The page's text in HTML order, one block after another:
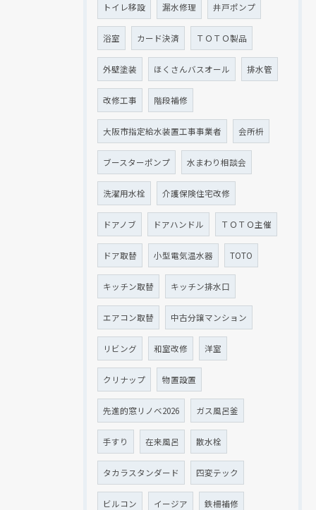
トイレ移設 漏水修理 井戸ポンプ
浴室 カード決済 ＴＯＴＯ製品
外壁塗装 ほくさんバスオール 排水管
改修工事 階段補修
大阪市指定給水装置工事事業者 会所枡
ブースターポンプ 水まわり相談会
洗濯用水栓 介護保険住宅改修
ドアノブ ドアハンドル ＴＯＴＯ主催
ドア取替 小型電気温水器 TOTO
キッチン取替 キッチン排水口
エアコン取替 中古分譲マンション
リビング 和室改修 洋室
クリナップ 物置設置
先進的窓リノベ2026 ガス風呂釜
手すり 在来風呂 散水栓
タカラスタンダード 四変テック
ビルコン イージア 鉄柵補修